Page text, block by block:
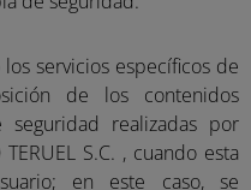
servicios específicos de
de los contenidos
realizadas por
TERUEL S.C. , cuando esta
en este caso, se